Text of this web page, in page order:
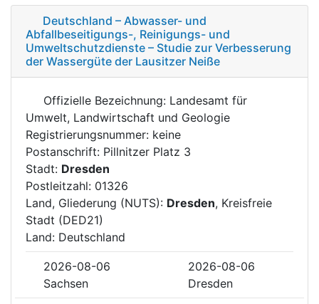
Deutschland – Abwasser- und
Abfallbeseitigungs-, Reinigungs- und
Umweltschutzdienste – Studie zur Verbesserung
der Wassergüte der Lausitzer Neiße
Offizielle Bezeichnung: Landesamt für
Umwelt, Landwirtschaft und Geologie
Registrierungsnummer: keine
Postanschrift: Pillnitzer Platz 3
Stadt: Dresden
Postleitzahl: 01326
Land, Gliederung (NUTS): Dresden, Kreisfreie
Stadt (DED21)
Land: Deutschland
2026-08-06
2026-08-06
Sachsen
Dresden